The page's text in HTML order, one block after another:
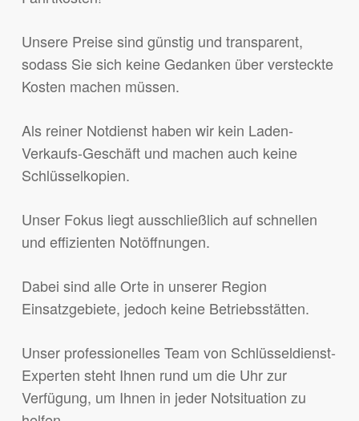
Unsere Preise sind günstig und transparent,
sodass Sie sich keine Gedanken über versteckte
Kosten machen müssen.
Als reiner Notdienst haben wir kein Laden-
Verkaufs-Geschäft und machen auch keine
Schlüsselkopien.
Unser Fokus liegt ausschließlich auf schnellen
und effizienten Notöffnungen.
Dabei sind alle Orte in unserer Region
Einsatzgebiete, jedoch keine Betriebsstätten.
Unser professionelles Team von Schlüsseldienst-
Experten steht Ihnen rund um die Uhr zur
Verfügung, um Ihnen in jeder Notsituation zu